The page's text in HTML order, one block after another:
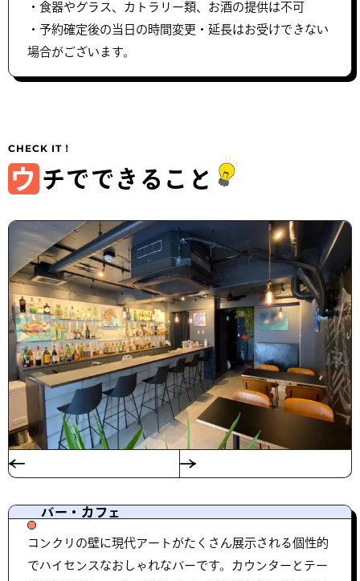
・食器やグラス、カトラリー類、お酒の提供は不可
・予約確定後の当日の時間変更・延長はお受けできない
場合がございます。
ウ チでできること
バー・カフェ
コンクリの壁に現代アートがたくさん展示される個性的
でハイセンスなおしゃれなバーです。カウンターとテー